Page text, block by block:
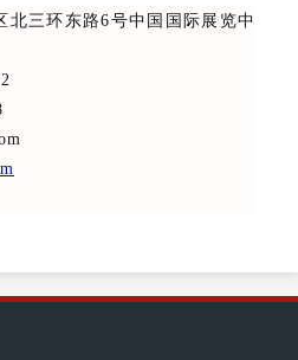
北三环东路6号中国国际展览中